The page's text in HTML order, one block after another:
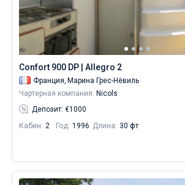
Confort 900 DP | Allegro 2
Франция, Марина Грес-Нёвиль
Чартерная компания: Nicols
Депозит: €1000
Кабин: 2 Год: 1996 Длина: 30 фт